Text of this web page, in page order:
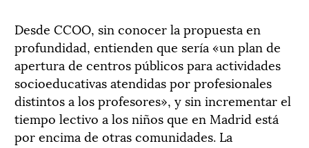
Desde CCOO, sin conocer la propuesta en
profundidad, entienden que sería «un plan de
apertura de centros públicos para actividades
socioeducativas atendidas por profesionales
distintos a los profesores», y sin incrementar el
tiempo lectivo a los niños que en Madrid está
por encima de otras comunidades. La